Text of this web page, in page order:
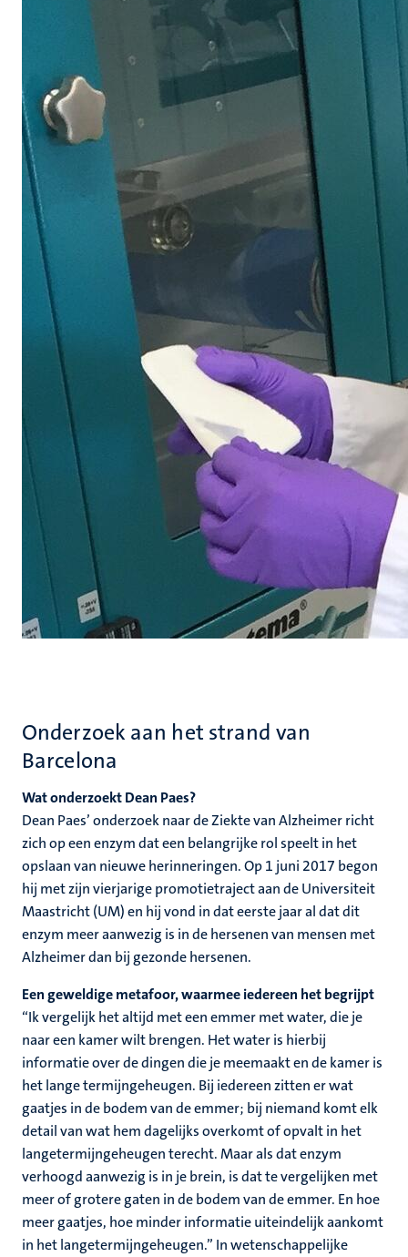
Onderzoek aan het strand van
Barcelona
Wat onderzoekt Dean Paes?
Dean Paes’ onderzoek naar de Ziekte van Alzheimer richt
zich op een enzym dat een belangrijke rol speelt in het
opslaan van nieuwe herinneringen. Op 1 juni 2017 begon
hij met zijn vierjarige promotietraject aan de Universiteit
Maastricht (UM) en hij vond in dat eerste jaar al dat dit
enzym meer aanwezig is in de hersenen van mensen met
Alzheimer dan bij gezonde hersenen.
Een geweldige metafoor, waarmee iedereen het begrijpt
“Ik vergelijk het altijd met een emmer met water, die je
naar een kamer wilt brengen. Het water is hierbij
informatie over de dingen die je meemaakt en de kamer is
het lange termijngeheugen. Bij iedereen zitten er wat
gaatjes in de bodem van de emmer; bij niemand komt elk
detail van wat hem dagelijks overkomt of opvalt in het
langetermijngeheugen terecht. Maar als dat enzym
verhoogd aanwezig is in je brein, is dat te vergelijken met
meer of grotere gaten in de bodem van de emmer. En hoe
meer gaatjes, hoe minder informatie uiteindelijk aankomt
in het langetermijngeheugen.” In wetenschappelijke